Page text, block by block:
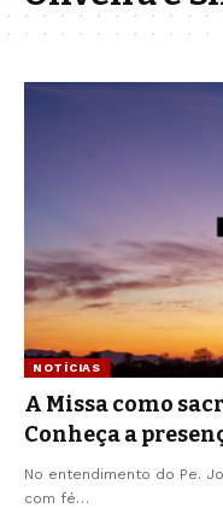
NOTÍCIAS
A Missa como
Conheça a
No entendimento do Pe.
com fé…